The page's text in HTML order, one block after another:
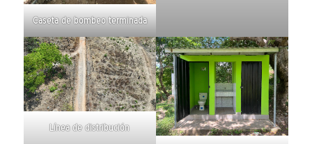
Caseta de bombeo terminada
Línea de distribución